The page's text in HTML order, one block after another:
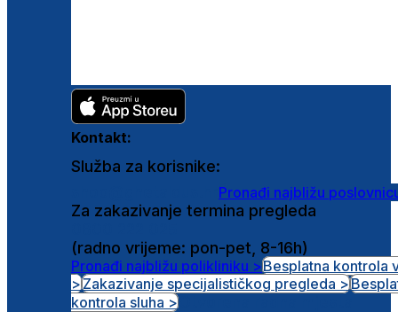
Kontakt:
Služba za korisnike:
Pronađi najbližu
Za zakazivanje termina pregleda
(radno vrijeme: pon-pet, 8-16h)
Pronađi najbližu polikliniku >Besplatna kontrola
>Zakazivanje specijalističkog pregleda >
kontrola sluha >